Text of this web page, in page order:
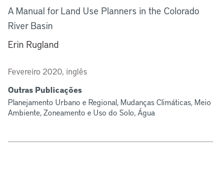
A Manual for Land Use Planners in the Colorado
River Basin
Erin Rugland
Fevereiro 2020, inglês
Outras Publicações
Planejamento Urbano e Regional, Mudanças Climáticas, Meio
Ambiente, Zoneamento e Uso do Solo, Água